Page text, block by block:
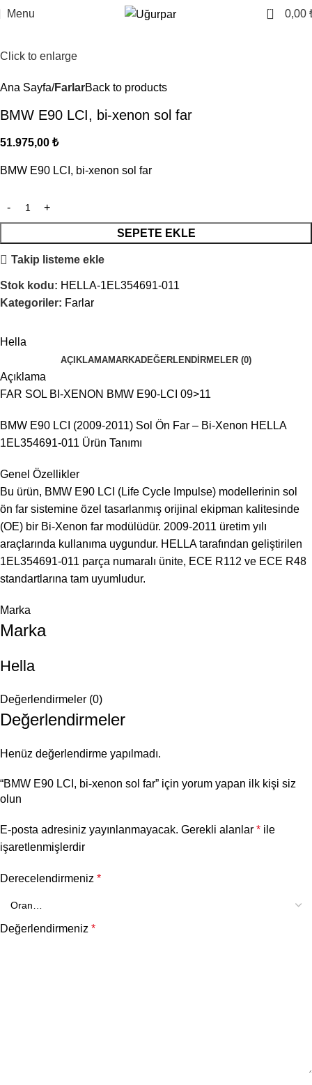
Menu 0 0,00
Click to enlarge
Ana Sayfa FarlarBack to products
BMW E90 LCI, bi-xenon sol far
51.975,00 ₺
BMW E90 LCI, bi-xenon sol far
SEPETE EKLE
Takip listeme ekle
Stok kodu: HELLA-1EL354691-011
Kategoriler: Farlar
Hella
AÇIKLAMAMARKADEĞERLENDIRMELER (0)
Açıklama
FAR SOL BI-XENON BMW E90-LCI 09>11
BMW E90 LCI (2009-2011) Sol Ön Far – Bi-Xenon HELLA
1EL354691-011 Ürün Tanımı
Genel Özellikler
Bu ürün, BMW E90 LCI (Life Cycle Impulse) modellerinin sol
ön far sistemine özel tasarlanmış orijinal ekipman kalitesinde
(OE) bir Bi-Xenon far modülüdür. 2009-2011 üretim yılı
araçlarında kullanıma uygundur. HELLA tarafından geliştirilen
1EL354691-011 parça numaralı ünite, ECE R112 ve ECE R48
standartlarına tam uyumludur.
Marka
Marka
Hella
Değerlendirmeler (0)
Değerlendirmeler
Henüz değerlendirme yapılmadı.
“BMW E90 LCI, bi-xenon sol far” için yorum yapan ilk kişi siz
olun
E-posta adresiniz yayınlanmayacak. Gerekli alanlar * ile
işaretlenmişlerdir
Derecelendirmeniz *
Değerlendirmeniz *